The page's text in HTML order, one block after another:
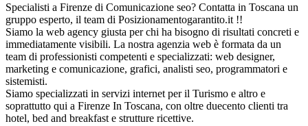
Specialisti a Firenze di Comunicazione seo? Contatta in Toscana un
gruppo esperto, il team di Posizionamentogarantito.it !!
Siamo la web agency giusta per chi ha bisogno di risultati concreti e
immediatamente visibili. La nostra agenzia web è formata da un
team di professionisti competenti e specializzati: web designer,
marketing e comunicazione, grafici, analisti seo, programmatori e
sistemisti.
Siamo specializzati in servizi internet per il Turismo e altro e
soprattutto qui a Firenze In Toscana, con oltre duecento clienti tra
hotel, bed and breakfast e strutture ricettive.